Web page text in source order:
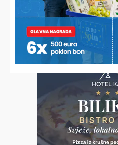
OD RADA I TRUDA OSTALE SU
Nitko ne želi otkupiti
šećerca pa ih sada besplatno